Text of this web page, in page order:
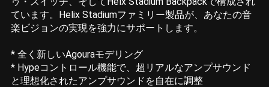
ています。Helix Stadiumファミリー製品が、あなたの音
楽ビジョンの実現を強力にサポートします。
* 全く新しいAgouraモデリング
* Hypeコントロール機能で、超リアルなアンプサウンド
と理想化されたアンプサウンドを自在に調整